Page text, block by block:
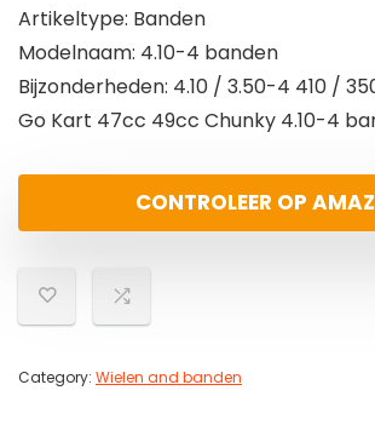
Artikeltype: Banden
Modelnaam: 4.10-4 banden
Bijzonderheden: 4.10 / 3.50-4 410 /
Go Kart 47cc 49cc Chunky 4.10-4
CONTROLEER OP
Category: Wielen and banden